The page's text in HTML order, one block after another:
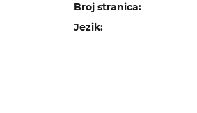
Broj stranica:
Jezik: